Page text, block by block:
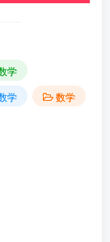
学
学
数学